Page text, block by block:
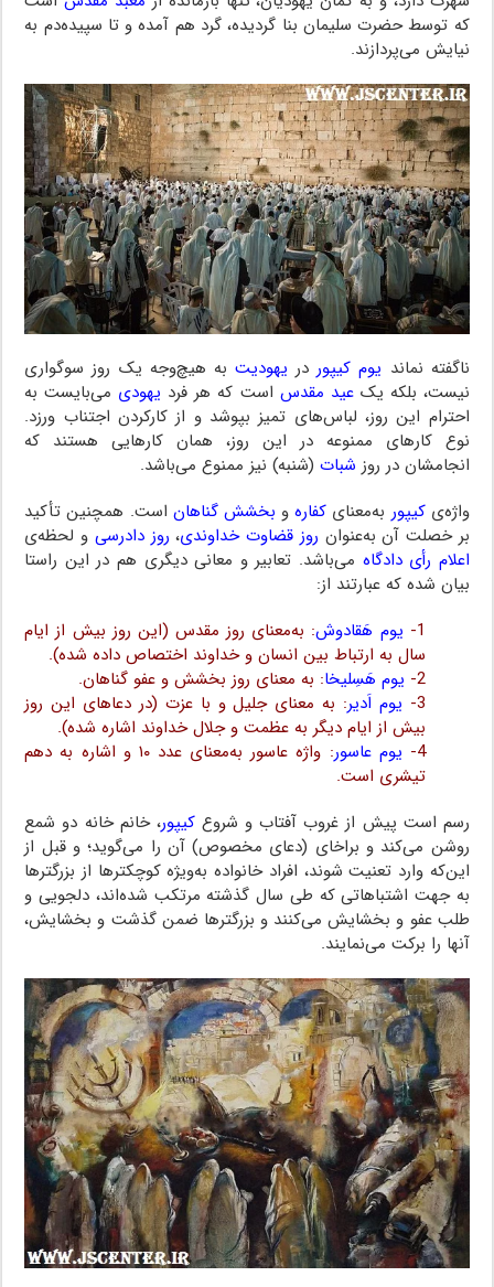
که توسط حضرت سلیمان بنا گردیده، گرد هم آمده و تا سپیده‌دم به
نیایش می‌پردازند.
ناگفته نماند یوم کیپوردر یهودیتبه هیچ‌وجه یک روز سوگواری
نیست، بلکه یکعید مقدس است که هر فرد یهودی می‌بایست به
احترام این روز، لباس‌های تمیز بپوشد و از کارکردن اجتناب ورزد.
نوع کارهای ممنوعه در این روز، همان کارهایی هستند که
انجامشان در روز شبات (شنبه) نیز ممنوع می‌باشد.
واژه‌یکیپور به‌معنای کفارهو بخشش گناهان است. همچنین تأکید
بر خصلت آن به‌عنوان روز قضاوت خداوندی، روز دادرسی و لحظه‌ی
اعلام رأی دادگاه می‌باشد. تعابیر و معانی دیگری هم در این راستا
بیان شده که عبارتند از:
1- یوم هَقادوش: به‌معنای روز مقدس (این روز بیش از ایام
سال به ارتباط بین انسان و خداوند اختصاص داده شده).
2- یوم هَسِلیخا: به معنای روز بخشش و عفو گناهان.
3- یوم اَدیر: به معنای جلیل و با عزت (در دعاهای این روز
بیش از ایام دیگر به عظمت و جلال خداوند اشاره شده).
4-
یوم عاسور
: واژه عاسور به‌معنای عدد ۱۰ و اشاره به دهم
تیشری است.
رسم است پیش از غروب آفتاب و شروعکیپور، خانم خانه دو شمع
روشن می‌کند و براخای (دعای مخصوص) آن را می‌گوید؛ و قبل از
این‌که وارد تعنیت شوند، افراد خانواده به‌ویژه کوچکترها از بزرگترها
به جهت اشتباهاتی که طی سال گذشته مرتکب شده‌اند، دلجویی و
طلب عفو و بخشایش می‌کنند و بزرگترها ضمن گذشت و بخشایش،
آنها را برکت می‌نمایند.